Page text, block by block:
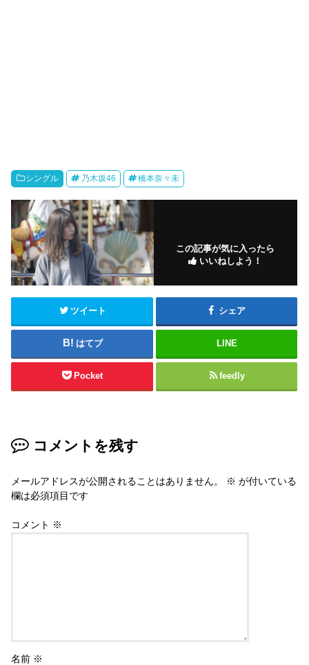
シングル 乃木坂46 橋本奈々未
この記事が気に入ったら
いいねしよう！
ツイート シェア
はてブ LINE
Pocket feedly
コメントを残す
メールアドレスが公開されることはありません。 ※ が付いている
欄は必須項目です
コメント ※
名前 ※